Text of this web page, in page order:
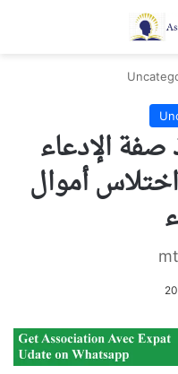
صفة الإدعاء
أموال